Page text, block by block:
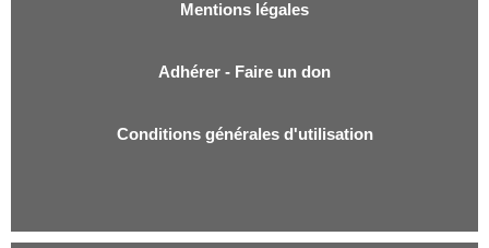
Mentions légales
Adhérer - Faire un don
Conditions générales d'utilisation